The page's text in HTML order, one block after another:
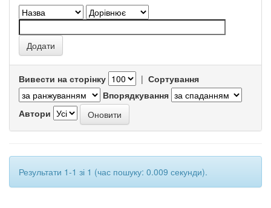
Вивести на сторінку | Сортування
Впорядкування
Автори
Результати 1-1 зі 1 (час пошуку: 0.009 секунди).